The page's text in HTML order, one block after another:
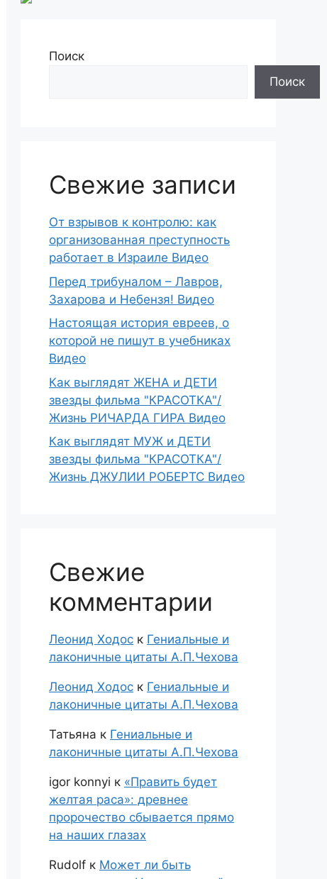
Поиск
Поиск
Свежие записи
От взрывов к контролю: как
организованная преступность
работает в Израиле Видео
Перед трибуналом – Лавров,
Захарова и Небензя! Видео
Настоящая история евреев, о
которой не пишут в учебниках
Видео
Как выглядят ЖЕНА и ДЕТИ
звезды фильма "КРАСОТКА"/
Жизнь РИЧАРДА ГИРА Видео
Как выглядят МУЖ и ДЕТИ
звезды фильма "КРАСОТКА"/
Жизнь ДЖУЛИИ РОБЕРТС Видео
Свежие
комментарии
Леонид Ходос к Гениальные и
лаконичные цитаты А.П.Чехова
Леонид Ходос к Гениальные и
лаконичные цитаты А.П.Чехова
Татьяна к Гениальные и
лаконичные цитаты А.П.Чехова
igor konnyi к «Править будет
желтая раса»: древнее
пророчество сбывается прямо
на наших глазах
Rudolf к Может ли быть